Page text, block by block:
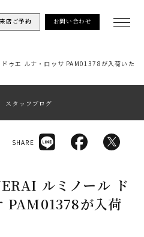
来店ご予約 お問い合わせ
ドゥエ ルナ・ロッサ PAM01378が入荷いた
スタッフブログ
ルミノール ド
PAM01378が入荷
SHARE